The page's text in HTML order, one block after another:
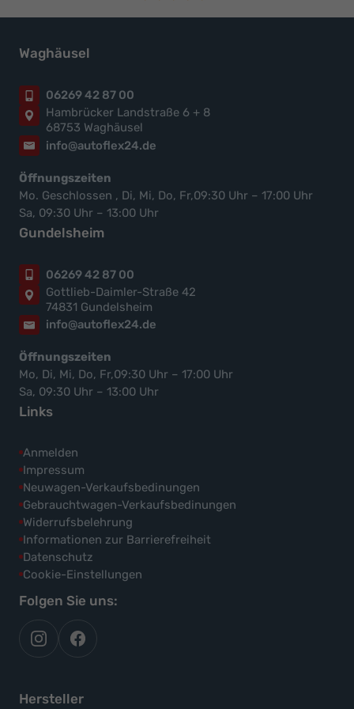
Waghäusel
06269 42 87 00
Hambrücker Landstraße 6 + 8
68753 Waghäusel
info@autoflex24.de
Öffnungszeiten
Mo. Geschlossen , Di, Mi, Do, Fr,09:30 Uhr – 17:00 Uhr
Sa, 09:30 Uhr – 13:00 Uhr
Gundelsheim
06269 42 87 00
Gottlieb-Daimler-Straße 42
74831 Gundelsheim
info@autoflex24.de
Öffnungszeiten
Mo, Di, Mi, Do, Fr,09:30 Uhr – 17:00 Uhr
Sa, 09:30 Uhr – 13:00 Uhr
Links
Anmelden
Impressum
Neuwagen-Verkaufsbedinungen
Gebrauchtwagen-Verkaufsbedinungen
Widerrufsbelehrung
Informationen zur Barrierefreiheit
Datenschutz
Cookie-Einstellungen
Folgen Sie uns:
autoflex
auf
autoflex24
auf
Hersteller